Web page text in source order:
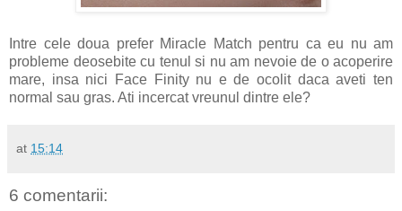
Intre cele doua prefer Miracle Match pentru ca eu nu am
probleme deosebite cu tenul si nu am nevoie de o acoperire
mare, insa nici Face Finity nu e de ocolit daca aveti ten
normal sau gras. Ati incercat vreunul dintre ele?
at 15:14
6 comentarii: